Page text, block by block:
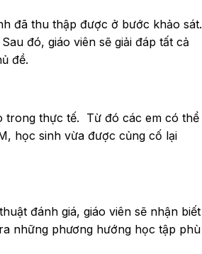
đã thu thập được ở bước khảo sát.
đó, giáo viên sẽ giải đáp tất cả
đề.
trong thực tế. Từ đó các em có thể
học sinh vừa được củng cố lại
đánh giá, giáo viên sẽ nhận biết
những phương hướng học tập phù